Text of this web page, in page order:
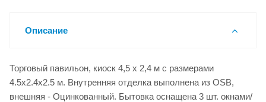
Описание
Торговый павильон, киоск 4,5 х 2,4 м с размерами
4.5x2.4x2.5 м. Внутренняя отделка выполнена из OSB,
внешняя - Оцинкованный. Бытовка оснащена 3 шт. окнами/